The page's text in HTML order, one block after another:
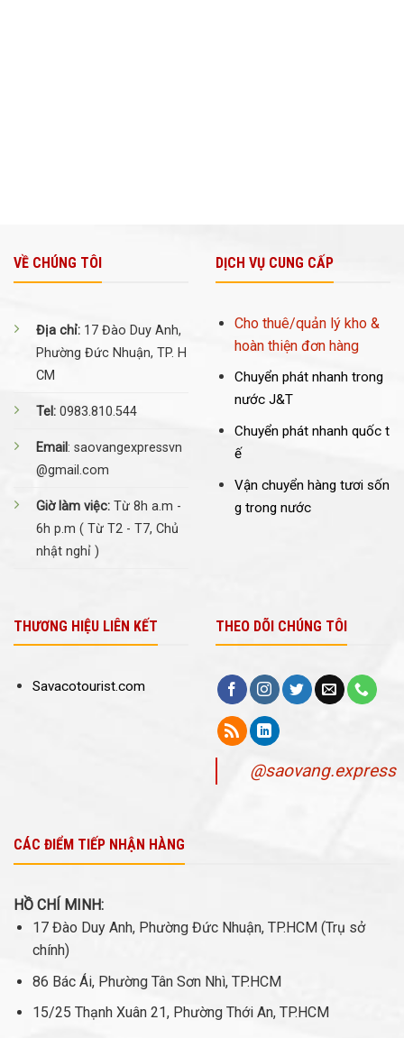
VỀ CHÚNG TÔI
Địa chỉ: 17 Đào Duy Anh,
Phường Đức Nhuận, TP. H
CM
Tel: 0983.810.544
Email: saovangexpressvn
@gmail.com
Giờ làm việc: Từ 8h a.m -
6h p.m ( Từ T2 - T7, Chủ
nhật nghỉ )
DỊCH VỤ CUNG CẤP
Cho thuê/quản lý kho &
hoàn thiện đơn hàng
Chuyển phát nhanh trong
nước J&T
Chuyển phát nhanh quốc t
ế
Vận chuyển hàng tươi sốn
g trong nước
THƯƠNG HIỆU LIÊN KẾT
Savacotourist.com
THEO DÕI CHÚNG TÔI
@saovang.express
CÁC ĐIỂM TIẾP NHẬN HÀNG
HỒ CHÍ MINH:
17 Đào Duy Anh, Phường Đức Nhuận, TP.HCM (Trụ sở
chính)
86 Bác Ái, Phường Tân Sơn Nhì, TP.HCM
15/25 Thạnh Xuân 21, Phường Thới An, TP.HCM